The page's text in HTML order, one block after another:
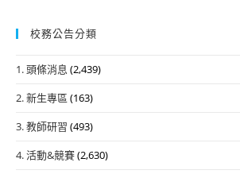
校務公告分類
1. 頭條消息 (2,439)
2. 新生專區 (163)
3. 教師研習 (493)
4. 活動&競賽(2,630)